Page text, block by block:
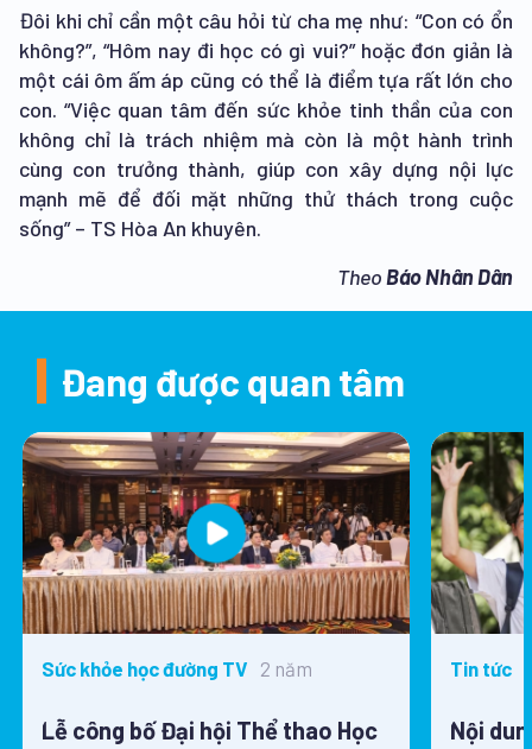
Đôi khi chỉ cần một câu hỏi từ cha mẹ như: “Con có ổn
không?”, “Hôm nay đi học có gì vui?” hoặc đơn giản là
một cái ôm ấm áp cũng có thể là điểm tựa rất lớn cho
con. “Việc quan tâm đến sức khỏe tinh thần của con
không chỉ là trách nhiệm mà còn là một hành trình
cùng con trưởng thành, giúp con xây dựng nội lực
mạnh mẽ để đối mặt những thử thách trong cuộc
sống” – TS Hòa An khuyên.
TheoBáo Nhân Dân
Đang được quan tâm
Sức khỏe học đường TV 2 năm
Lễ công bố Đại hội Thể thao Học
Tin tức
Nội